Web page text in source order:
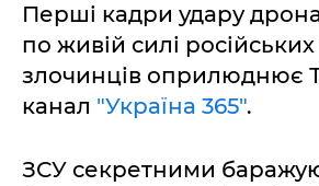
Перші кадри удару
по живій силі
злочинців оприлюднює
канал "Україна 365".
ЗСУ секретними